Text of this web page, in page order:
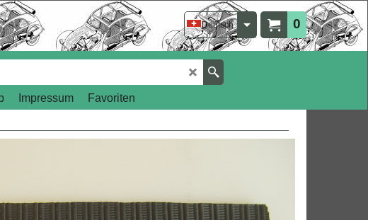
0
Deutsch
Impressum
Favoriten